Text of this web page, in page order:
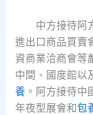
中方接待阿
進出口商品買賣
資商業洽商會等
中間、國度館以
養 。阿方接待
年夜型展會和包